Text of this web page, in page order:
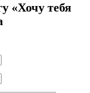
«Хочу тебя